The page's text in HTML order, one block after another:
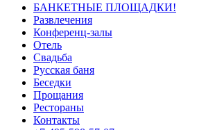
БАНКЕТНЫЕ ПЛОЩАДКИ!
Развлечения
Конференц-залы
Отель
Свадьба
Русская баня
Беседки
Прощания
Рестораны
Контакты